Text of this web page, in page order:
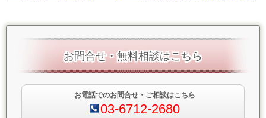
お問合せ・無料相談はこちら
お電話でのお問合せ・ご相談はこちら
03-6712-2680